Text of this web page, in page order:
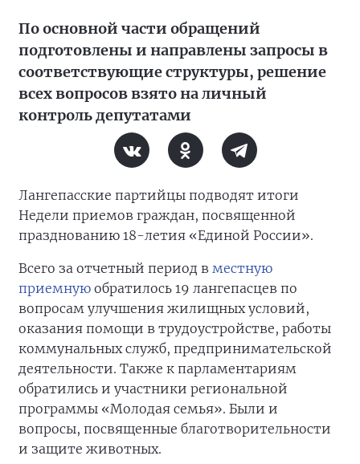
По основной части обращений
подготовлены и направлены запросы в
соответствующие структуры, решение
всех вопросов взято на личный
контроль депутатами
Лангепасские партийцы подводят итоги
Недели приемов граждан, посвященной
празднованию 18-летия «Единой России».
Всего за отчетный период в местную
приемную обратилось 19 лангепасцев по
вопросам улучшения жилищных условий,
оказания помощи в трудоустройстве, работы
коммунальных служб, предпринимательской
деятельности. Также к парламентариям
обратились и участники региональной
программы «Молодая семья». Были и
вопросы, посвященные благотворительности
и защите животных.